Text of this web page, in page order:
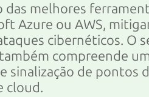
das melhores
Azure ou AWS,
cibernéticos. O
compreende
sinalização de pontos
cloud.